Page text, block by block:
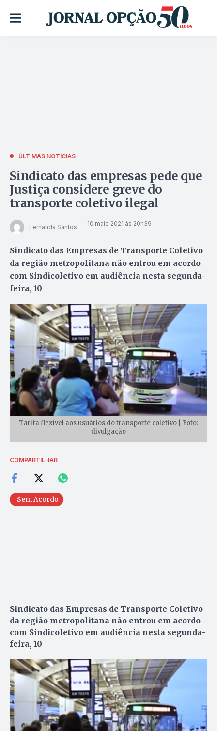
ÚLTIMAS NOTÍCIAS
Sindicato das empresas pede que
Justiça considere greve do
transporte coletivo ilegal
Fernanda Santos 10 maio 2021 às 20h39
Sindicato das Empresas de Transporte Coletivo
da região metropolitana não entrou em acordo
com Sindicoletivo em audiência nesta segunda-
feira, 10
Tarifa flexível aos usuários do transporte coletivo | Foto:
divulgação
COMPARTILHAR
Sem Acordo
Sindicato das Empresas de Transporte Coletivo
da região metropolitana não entrou em acordo
com Sindicoletivo em audiência nesta segunda-
feira, 10